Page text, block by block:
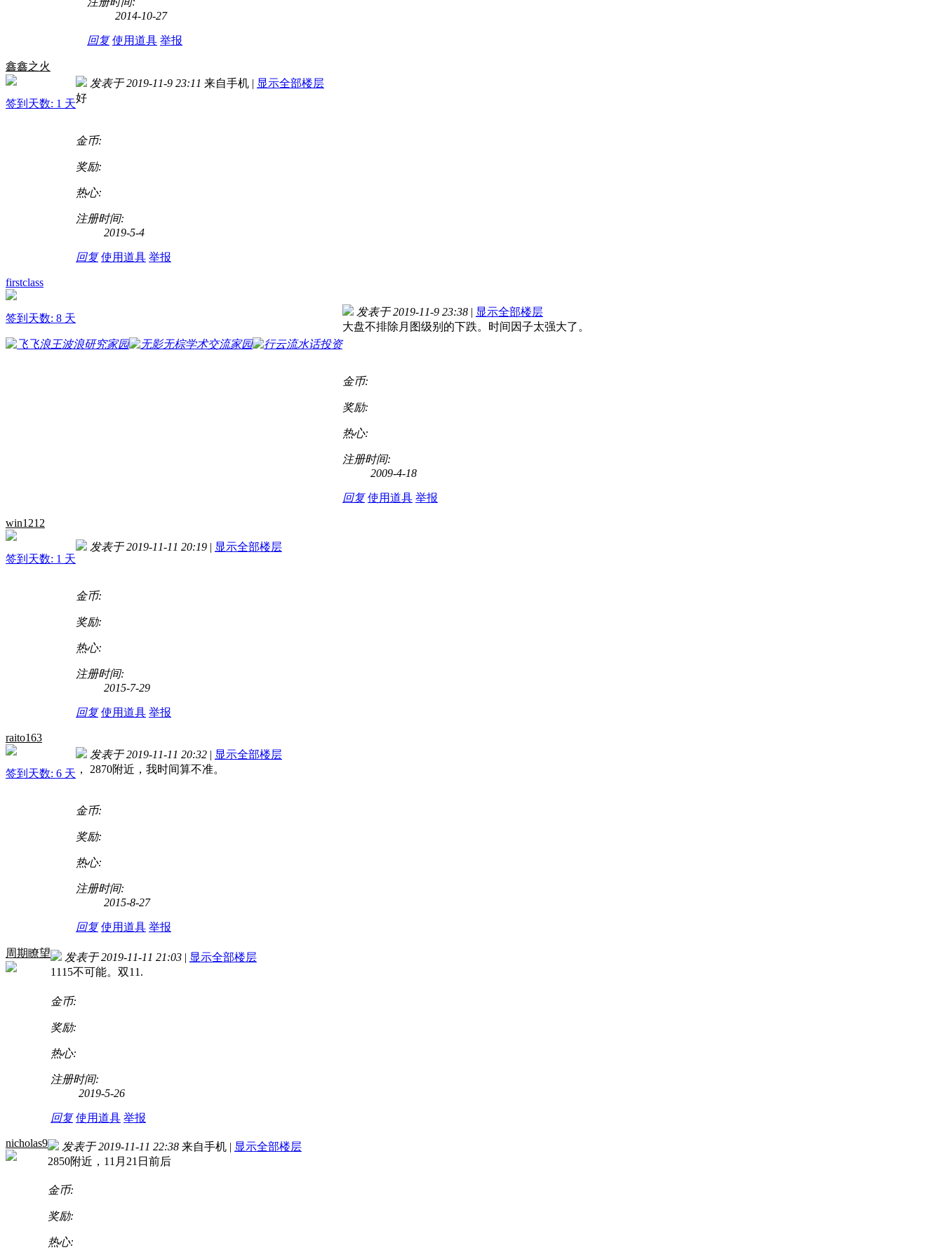
2014-10-27
回复 使用道具 举报
鑫鑫之火
签到天数: 1 天
发表于 2019-11-9 23:11 来自手机 | 显示全部楼层
好
金币:
奖励:
热心:
注册时间:
2019-5-4
回复 使用道具 举报
firstclass
签到天数: 8 天
发表于 2019-11-9 23:38 | 显示全部楼层
大盘不排除月图级别的下跌。时间因子太强大了。
金币:
奖励:
热心:
注册时间:
2009-4-18
回复 使用道具 举报
win1212
签到天数: 1 天
发表于 2019-11-11 20:19 | 显示全部楼层
金币:
奖励:
热心:
注册时间:
2015-7-29
回复 使用道具 举报
raito163
签到天数: 6 天
发表于 2019-11-11 20:32 | 显示全部楼层
， 2870附近，我时间算不准。
金币:
奖励:
热心:
注册时间:
2015-8-27
回复 使用道具 举报
周期瞭望 发表于 2019-11-11 21:03 | 显示全部楼层
1115不可能。双11.
金币:
奖励:
热心:
注册时间:
2019-5-26
回复 使用道具 举报
nicholas9 发表于 2019-11-11 22:38 来自手机 | 显示全部楼层
2850附近，11月21日前后
金币:
奖励:
热心: